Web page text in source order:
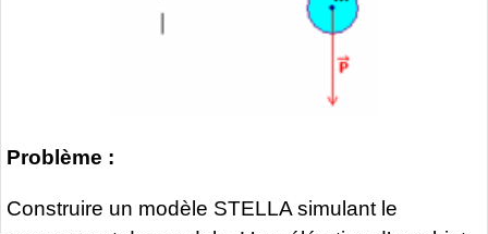
Problème :
Construire un modèle STELLA simulant le